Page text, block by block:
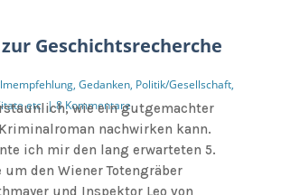
Geschichtsrecherche
, Gedanken, Politik/Gesellschaft,
etc.|8 Kommentare
wie ein gutgemachter
nachwirken kann.
ich mir den lang erwarteten 5.
um den Wiener Totengräber
und Inspektor Leo von